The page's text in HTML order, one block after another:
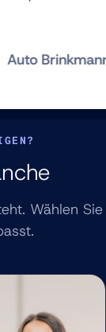
Brinkmann
Wählen Sie